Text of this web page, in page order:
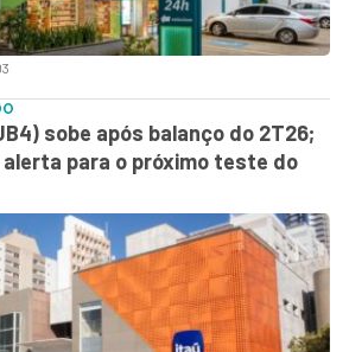
sobe após balanço do 2T26;
para o próximo teste do